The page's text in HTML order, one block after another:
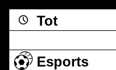
Tot
Esports